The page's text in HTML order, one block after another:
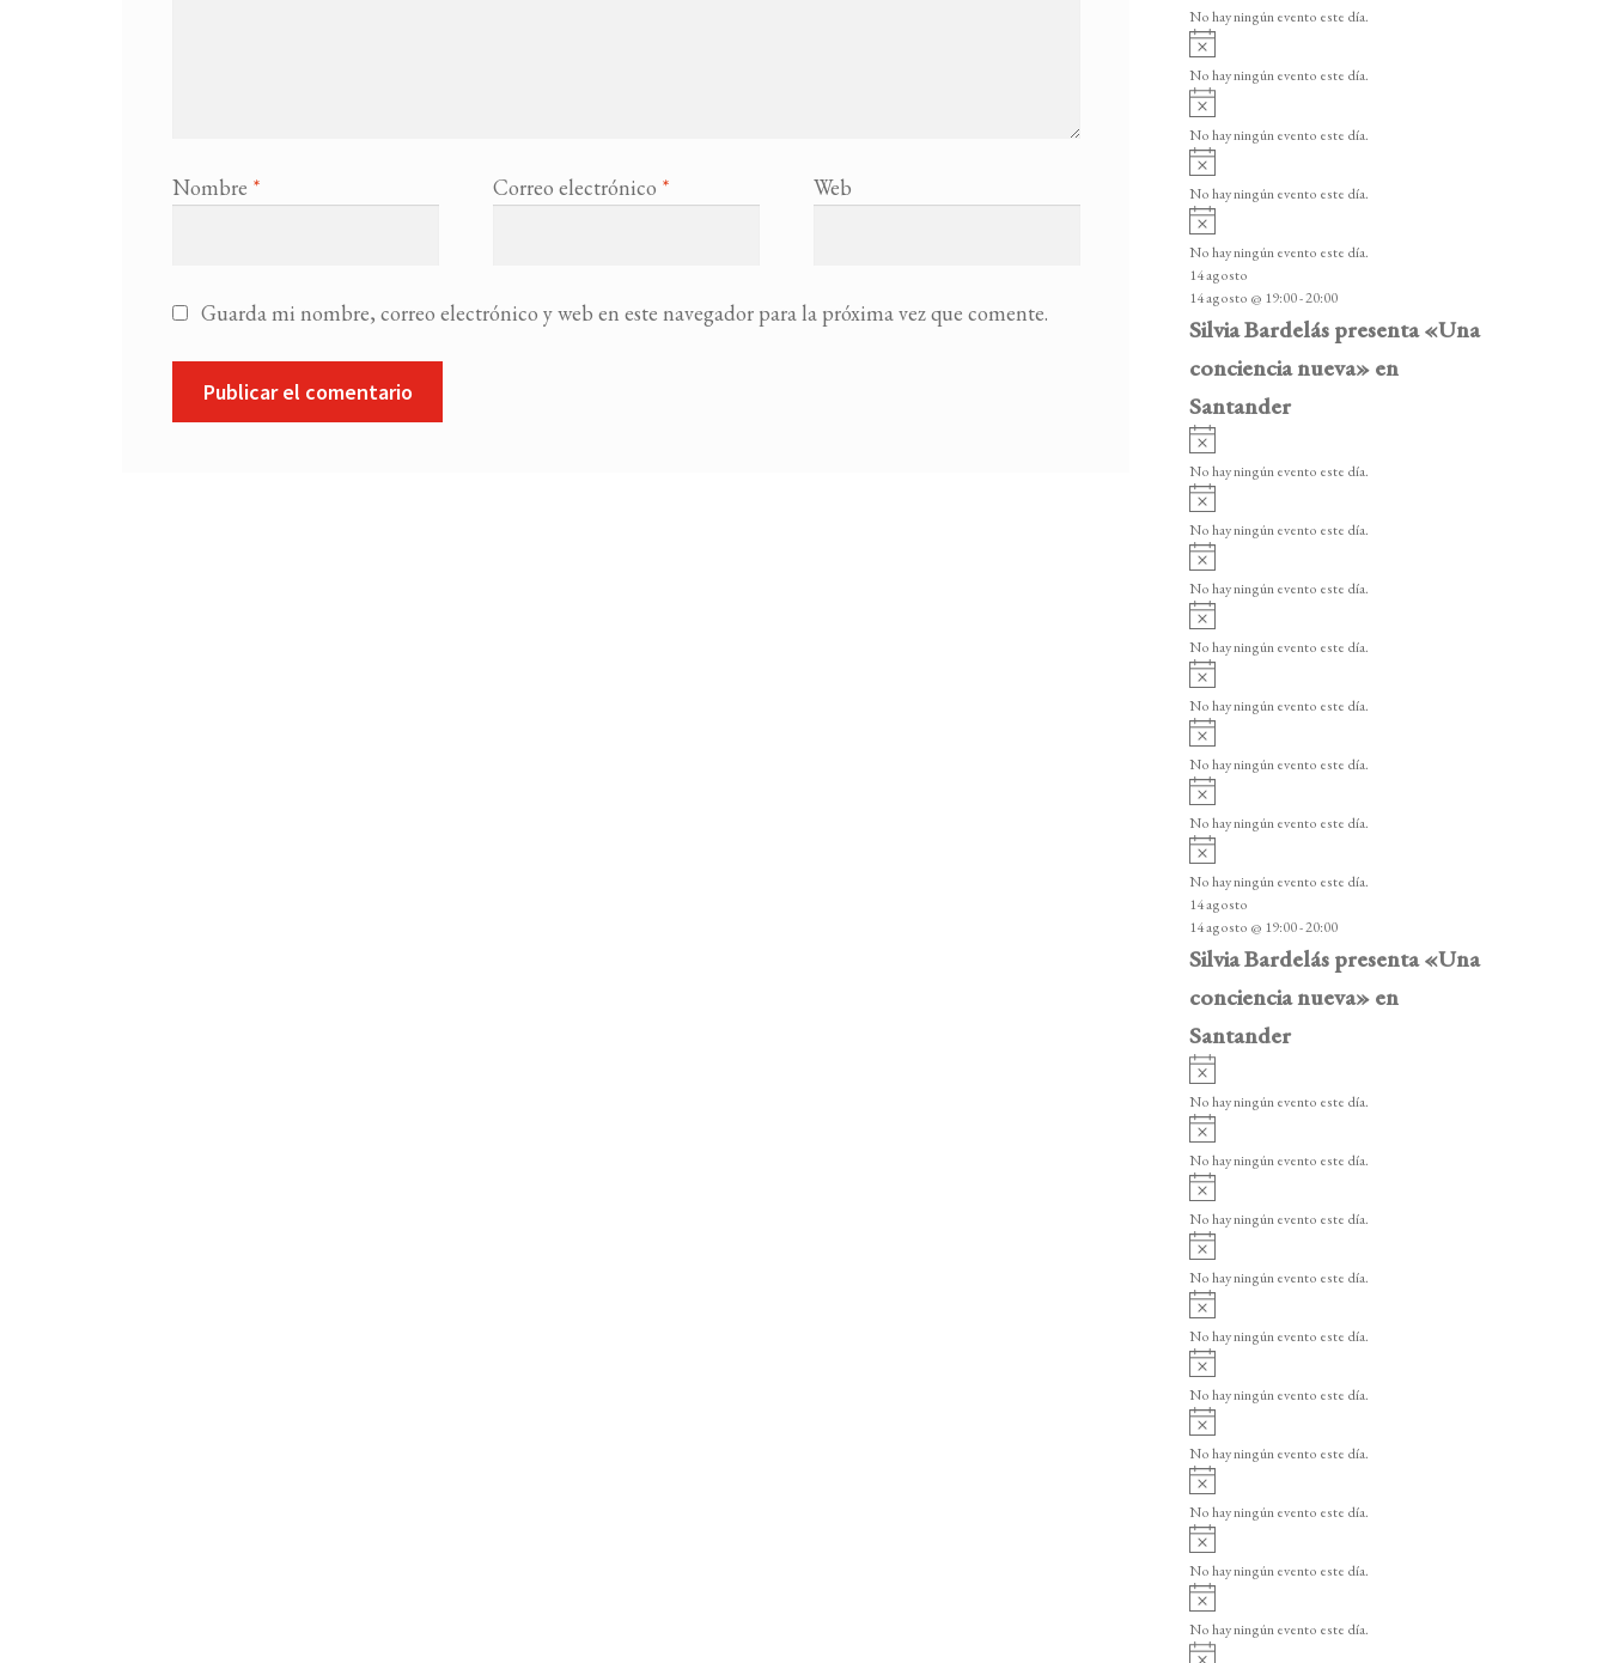
Nombre * Correo electrónico * Web
Guarda mi nombre, correo electrónico y web en este navegador para la próxima vez que comente.
e
n
t
o
s
o
i
o
No hay ningún evento este día.
v
i
o
No hay ningún evento este día.
A
v
i
o
No hay ningún evento este día.
A
v
i
o
No hay ningún evento este día.
v
i
s
o
No hay ningún evento este día.
14 agosto
14 agosto @ 19:00-20:00
Silvia Bardelás presenta «Una
conciencia nueva» en
Santander
v
i
o
No hay ningún evento este día.
v
i
o
No hay ningún evento este día.
v
i
o
No hay ningún evento este día.
v
i
o
No hay ningún evento este día.
v
i
o
No hay ningún evento este día.
v
i
o
No hay ningún evento este día.
v
i
o
No hay ningún evento este día.
v
i
s
o
No hay ningún evento este día.
14 agosto
14 agosto @ 19:00-20:00
Silvia Bardelás presenta «Una
conciencia nueva» en
Santander
A
v
i
o
No hay ningún evento este día.
A
v
i
o
No hay ningún evento este día.
v
i
o
No hay ningún evento este día.
v
i
o
No hay ningún evento este día.
v
i
o
No hay ningún evento este día.
v
i
o
No hay ningún evento este día.
v
i
o
No hay ningún evento este día.
v
i
o
No hay ningún evento este día.
v
i
o
No hay ningún evento este día.
v
i
No hay ningún evento este día.
A